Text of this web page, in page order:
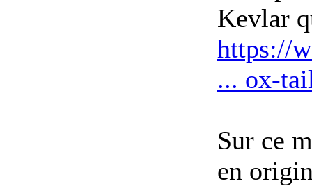
Kevlar
https://
... ox-
Sur ce
en